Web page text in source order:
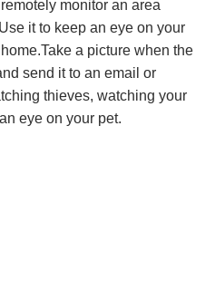
monitor an area
it to keep an eye on your
a picture when the
send it to an email or
thieves, watching your
eye on your pet.